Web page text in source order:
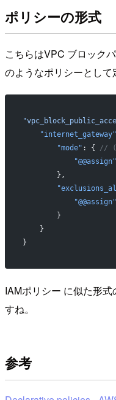
ポリシーの形式
こちらはVPC ブロック
のようなポリシーとして
    "internet_gateway"
        "mode"
: {
//
            "@@assign"
        },
            "@@assign"
        }
    }
}
IAMポリシー に似た形
すね。
参考